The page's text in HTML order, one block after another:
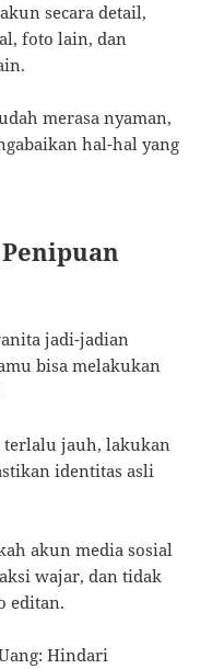
secara detail,
foto lain, dan
merasa nyaman,
hal-hal yang
jadi-jadian
bisa melakukan
terlalu jauh, lakukan
identitas asli
akun media sosial
wajar, dan tidak
editan.
Hindari